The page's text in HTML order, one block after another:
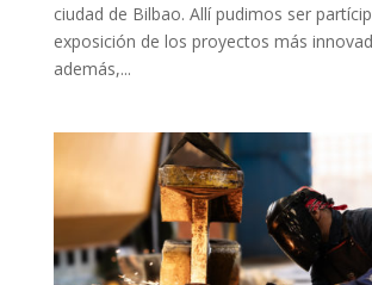
ciudad de Bilbao. Allí pudimos ser
exposición de los proyectos más
además,...